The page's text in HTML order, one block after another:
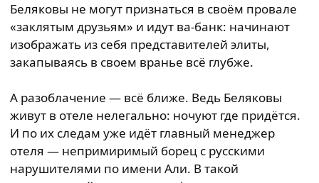
Беляковы не могут признаться в своём провале
«заклятым друзьям» и идут ва-банк: начинают
изображать из себя представителей элиты,
закапываясь в своем вранье всё глубже.
А разоблачение — всё ближе. Ведь Беляковы
живут в отеле нелегально: ночуют где придётся.
И по их следам уже идёт главный менеджер
отеля — непримиримый борец с русскими
нарушителями по имени Али. В такой